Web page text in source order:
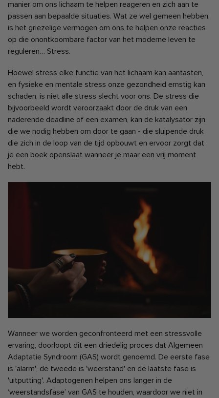
manier om ons lichaam te helpen reageren en zich aan te
passen aan bepaalde situaties. Wat ze wel gemeen hebben,
is het griezelige vermogen om ons te helpen onze reacties
op die onontkoombare factor van het moderne leven te
reguleren… Stress.
Hoewel stress elke functie van het lichaam kan aantasten,
en fysieke en mentale stress onze gezondheid ernstig kan
schaden, is niet alle stress slecht voor ons. De stress die
bijvoorbeeld wordt veroorzaakt door de druk van een
naderende deadline of een examen, kan de katalysator zijn
die we nodig hebben om door te gaan - die sluipende druk
die zich in de loop van de tijd opbouwt en ervoor zorgt dat
je een boek openslaat wanneer je maar een vrij moment
hebt.
Wanneer we worden geconfronteerd met een stressvolle
ervaring, doorloopt dit een driedelig proces dat Algemeen
Adaptatie Syndroom (GAS) wordt genoemd. De eerste fase
is 'alarm', de tweede is 'weerstand' en de laatste fase is
'uitputting'. Adaptogenen helpen ons langer in de
‘weerstandsfase’ van GAS te houden, waardoor we niet in